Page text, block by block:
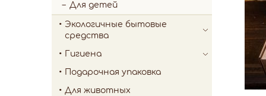
Для детей
Экологичные бытовые
средства
Гигиена
Подарочная упаковка
Для животных